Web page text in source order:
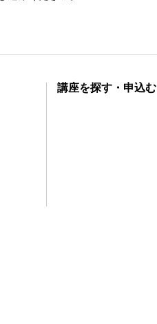
講座を探す・申込む